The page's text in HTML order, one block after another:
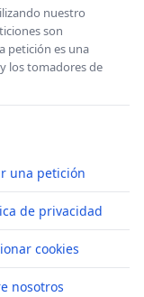
nuestro
son
petición es una
los tomadores de
una petición
de privacidad
cookies
nosotros